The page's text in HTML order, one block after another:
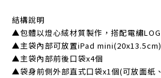
結構說明
▲包體以燈心絨材質製作，搭配電繡
▲主袋內部可放置iPad mini(20x13.5cm)
▲主袋內部前後口袋x4個
▲袋身前側外部直式口袋x1個(可放面紙